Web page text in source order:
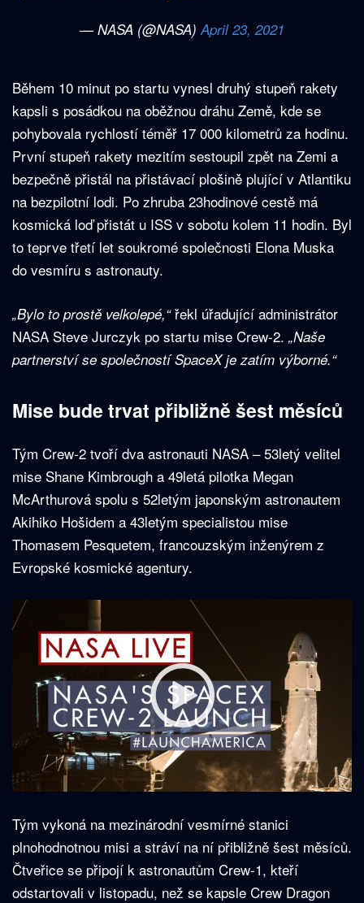
— NASA (@NASA)April 23, 2021
Během 10 minut po startu vynesl druhý stupeň rakety
kapsli s posádkou na oběžnou dráhu Země, kde se
pohybovala rychlostí téměř 17 000 kilometrů za hodinu.
První stupeň rakety mezitím sestoupil zpět na Zemi a
bezpečně přistál na přistávací plošině plující v Atlantiku
na bezpilotní lodi. Po zhruba 23hodinové cestě má
kosmická loď přistát u ISS v sobotu kolem 11 hodin. Byl
to teprve třetí let soukromé společnosti Elona Muska
do vesmíru s astronauty.
„Bylo to prostě velkolepé,“řekl úřadující administrátor
NASA Steve Jurczyk po startu mise Crew-2. „Naše
partnerství se společností SpaceX je zatím výborné.“
Mise bude trvat přibližně šest měsíců
Tým Crew-2 tvoří dva astronauti NASA – 53letý velitel
mise Shane Kimbrough a 49letá pilotka Megan
McArthurová spolu s 52letým japonským astronautem
Akihiko Hošidem a 43letým specialistou mise
Thomasem Pesquetem, francouzským inženýrem z
Evropské kosmické agentury.
Tým vykoná na mezinárodní vesmírné stanici
plnohodnotnou misi a stráví na ní přibližně šest měsíců.
Čtveřice se připojí k astronautům Crew-1, kteří
odstartovali v listopadu, než se kapsle Crew Dragon